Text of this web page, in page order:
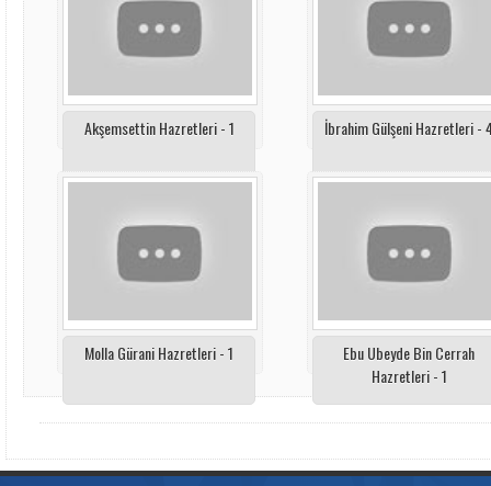
Akşemsettin Hazretleri - 1 İbrahim Gülşeni Hazretleri -
Molla Gürani Hazretleri - 1
Ebu Ubeyde Bin Cerrah
Hazretleri - 1